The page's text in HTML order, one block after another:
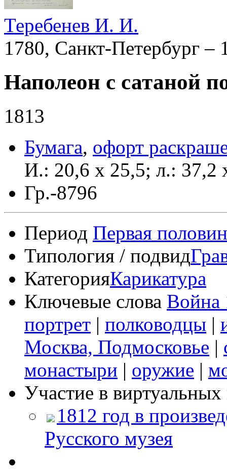
Теребенев И. И.
1780, Санкт-Петербург –
Наполеон с сатаной
1813
Бумага, офорт
И.: 20,6 х 25,5; л.: 37,2
Гр.-8796
Период Первая
Типология / подвид
КатегорияКарикатура
Ключевые слова Война
портрет | полководцы |
Москва, Подмосковье |
монастыри | оружие |
Участие в
1812 год в
Русского музея